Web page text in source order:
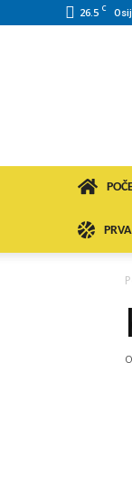
26.5 C